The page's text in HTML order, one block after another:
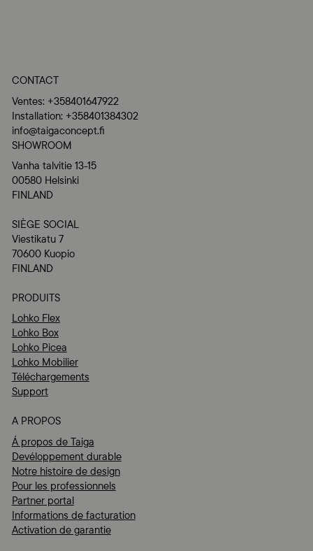
CONTACT
Ventes: +358401647922
Installation: +358401384302
info@taigaconcept.fi
SHOWROOM
Vanha talvitie 13-15
00580 Helsinki
FINLAND
SIÈGE SOCIAL
Viestikatu 7
70600 Kuopio
FINLAND
PRODUITS
Lohko Flex
Lohko Box
Lohko Picea
Lohko Mobilier
Téléchargements
Support
A PROPOS
Á propos de Taiga
Devéloppement durable
Notre histoire de design
Pour les professionnels
Partner portal
Informations de facturation
Activation de garantie